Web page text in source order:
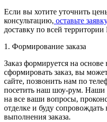
Если вы хотите уточнить
консультацию, оставьте
доставку по всей
1. Формирование заказа
Заказ формируется на
сформировать заказ, вы
сайте, позвонить нам по
посетить наш шоу-рум. Наши
на все ваши вопросы,
отделке и буду
выполнения заказа.